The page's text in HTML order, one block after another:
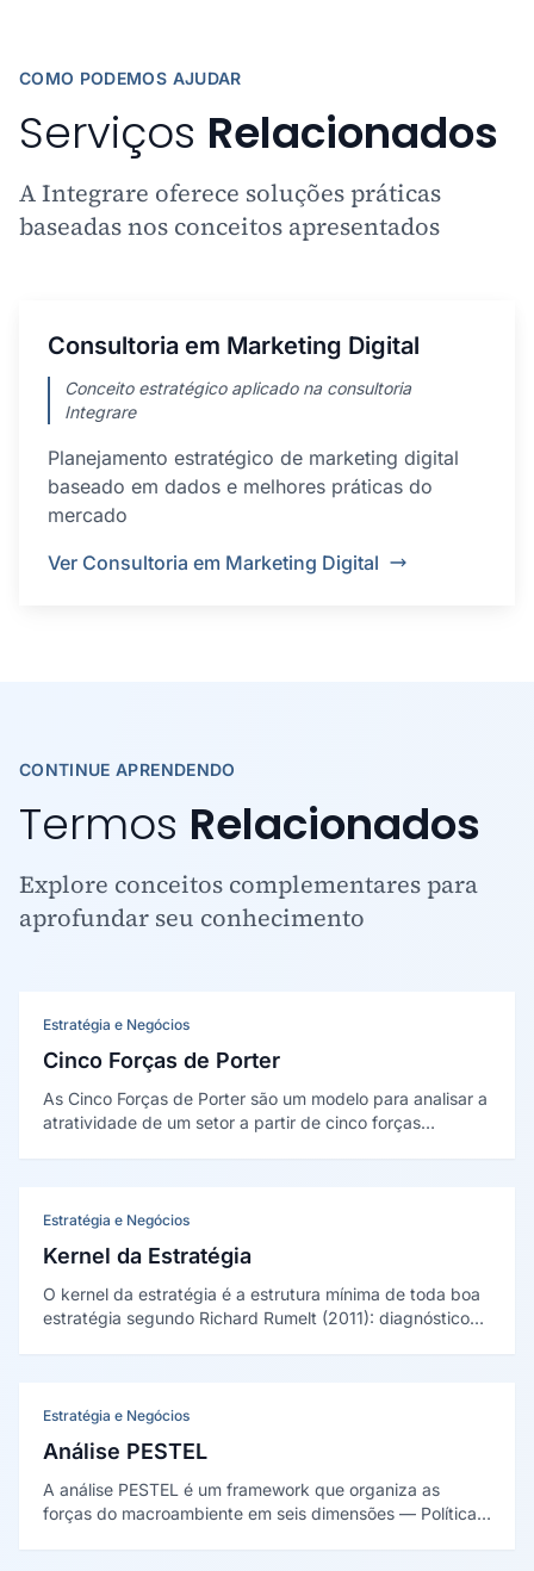
COMO PODEMOS AJUDAR
Serviços Relacionados
A Integrare oferece soluções práticas
baseadas nos conceitos apresentados
Consultoria em Marketing Digital
Conceito estratégico aplicado na consultoria
Integrare
Planejamento estratégico de marketing digital
baseado em dados e melhores práticas do
mercado
Ver Consultoria em Marketing Digital
CONTINUE APRENDENDO
Termos Relacionados
Explore conceitos complementares para
aprofundar seu conhecimento
Estratégia e Negócios
Cinco Forças de Porter
As Cinco Forças de Porter são um modelo para analisar a
atratividade de um setor a partir de cinco forças
Michael Porter em 1979.
Estratégia e Negócios
Kernel da Estratégia
O kernel da estratégia é a estrutura mínima de toda boa
estratégia segundo Richard Rumelt (2011): diagnóstico
Estratégia e Negócios
Análise PESTEL
A análise PESTEL é um framework que organiza as
forças do macroambiente em seis dimensões — Política,